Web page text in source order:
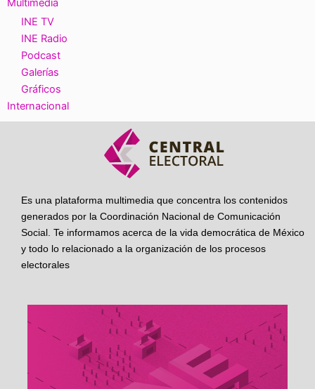
Multimedia
INE TV
INE Radio
Podcast
Galerías
Gráficos
Internacional
Es una plataforma multimedia que concentra los contenidos
generados por la Coordinación Nacional de Comunicación
Social. Te informamos acerca de la vida democrática de México
y todo lo relacionado a la organización de los procesos
electorales